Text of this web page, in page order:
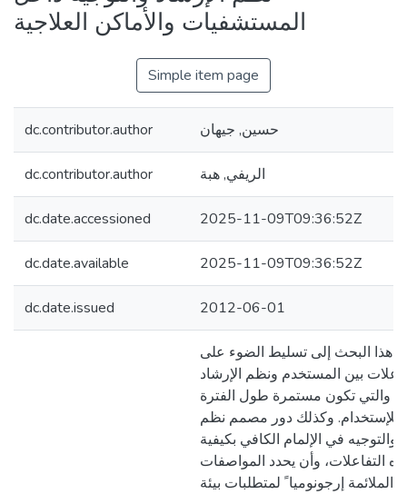
المستشفيات والأماكن العلاجية
Simple item page
dc.contributor.author حسين, جيهان
dc.contributor.author الريفي, هبة
dc.date.accessioned 2025-11-09T09:36:52Z
dc.date.available 2025-11-09T09:36:52Z
dc.date.issued 2012-06-01
هذا البحث إلى تسليط الضوء على
بين المستخدم ونظم الإرشاد
والتي تكون مستمرة طول الفترة
للإستخدام. وكذلك دور مصمم نظم
والتوجيه في الإلمام الكافي بكيفية
التفاعلات، وأن يحدد المواصفات
الملائمة إرجونوميا ً لمتطلبات بيئة